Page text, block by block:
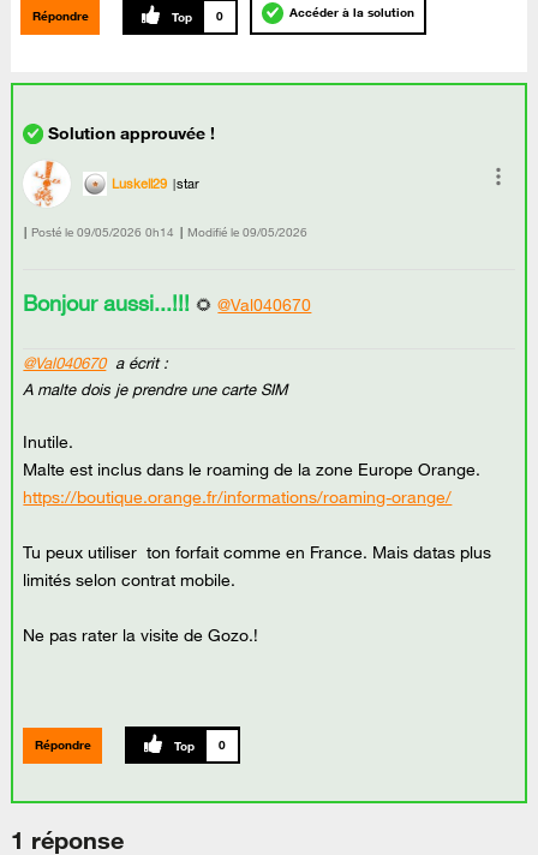
Répondre 0 Accéder à la solution
Luskell29 star
Posté le ‎09/05/2026 0h14 Modifié le 09/05/2026
Bonjour aussi...!!!🌻@Val040670
@Val040670a écrit :
A malte dois je prendre une carte SIM
Inutile.
Malte est inclus dans le roaming de la zone Europe Orange.
https://boutique.orange.fr/informations/roaming-orange/
Tu peux utiliser ton forfait comme en France. Mais datas plus
limités selon contrat mobile.
Ne pas rater la visite de Gozo.!
Répondre 0
1 réponse